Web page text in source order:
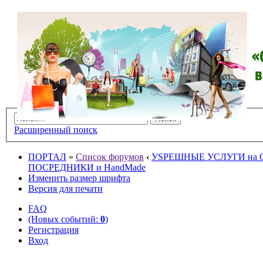
Расширенный поиск
ПОРТАЛ » Список форумов ‹ УSPЕШНЫЕ УСЛУГИ на
ПОСРЕДНИКИ и HandMade
Изменить размер шрифта
Версия для печати
FAQ
(Новых событий: 0)
Регистрация
Вход